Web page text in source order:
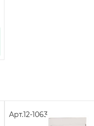
Арт.12-1063